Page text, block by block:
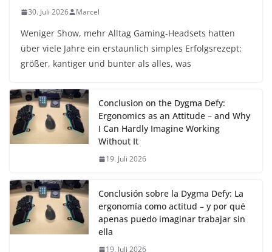
30. Juli 2026 Marcel
Weniger Show, mehr Alltag Gaming-Headsets hatten
über viele Jahre ein erstaunlich simples Erfolgsrezept:
größer, kantiger und bunter als alles, was
Conclusion on the Dygma Defy:
Ergonomics as an Attitude – and Why
I Can Hardly Imagine Working
Without It
19. Juli 2026
Conclusión sobre la Dygma Defy: La
ergonomía como actitud – y por qué
apenas puedo imaginar trabajar sin
ella
19. Juli 2026